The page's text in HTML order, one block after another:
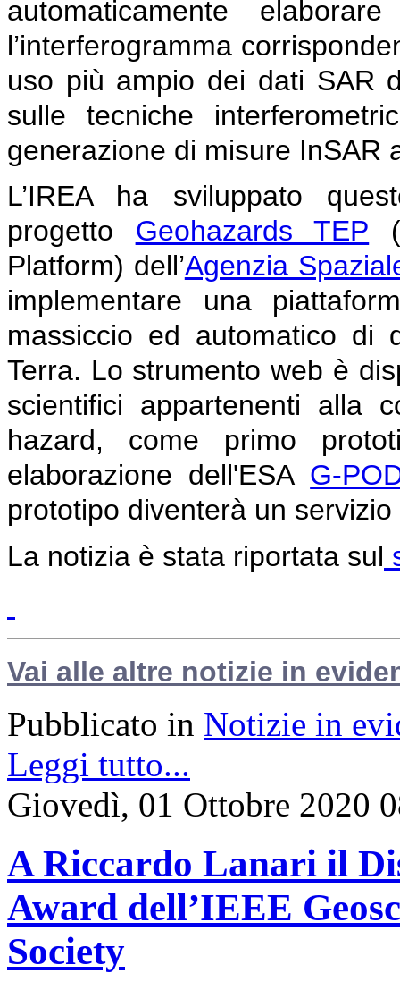
automaticamente
l’interferogramma
uso più ampio dei dati SAR
sulle tecniche
generazione di misure InSAR
L’IREA ha sviluppato
progetto Geohazards TEP
Platform) dell’Agenzia
implementare una
massiccio ed automatico di
Terra. Lo strumento web è
scientifici appartenenti alla
hazard, come primo
elaborazione dell'ESA G-
prototipo diventerà un
La notizia è stata riportata sul
Vai alle altre notizie in
Pubblicato in Notizie in
Leggi tutto...
Giovedì, 01 Ottobre 2020
A Riccardo Lanari il
Award dell’IEEE
Society